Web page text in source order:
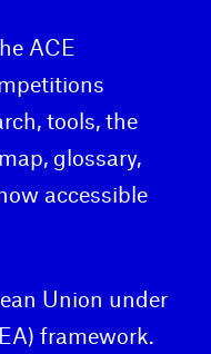
ACE
tools, the
glossary,
accessible
Union under
framework.